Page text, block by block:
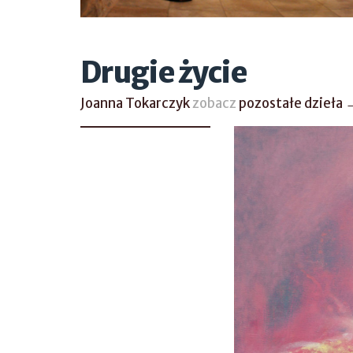
Drugie życie
Joanna Tokarczykzobacz pozostałe dzieła